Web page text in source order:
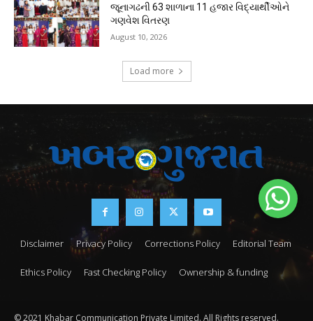
જૂનાગઢની 63 શાળાના 11 હજાર વિદ્યાર્થીઓને
ગણવેશ વિતરણ
August 10, 2026
Load more
Disclaimer Privacy Policy Corrections Policy Editorial Team
Ethics Policy Fast Checking Policy Ownership & funding
© 2021 Khabar Communication Private Limited. All Rights reserved.